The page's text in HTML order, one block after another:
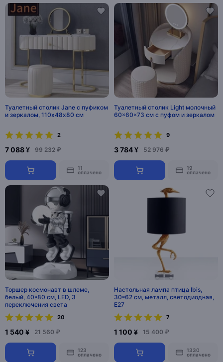
Туалетный столик Jane с пуфиком
и зеркалом, 110х48х80 см
2
7 088 ¥ 99 232 ₽
11
оплачено
Туалетный столик Light молочный
60×60×73 см с пуфом и зеркалом
9
3 784 ¥ 52 976 ₽
19
оплачено
Торшер космонавт в шлеме,
белый, 40*80 см, LED, 3
переключения света
20
1 540 ¥ 21 560 ₽
123
оплачено
Настольная лампа птица Ibis,
30*62 см, металл, светодиодная,
E27
7
1 100 ¥ 15 400 ₽
1330
оплачено